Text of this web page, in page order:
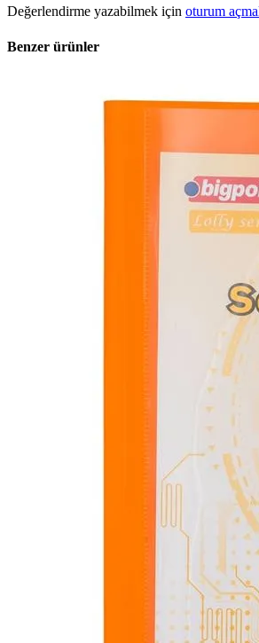
Değerlendirme yazabilmek için oturum
Benzer ürünler